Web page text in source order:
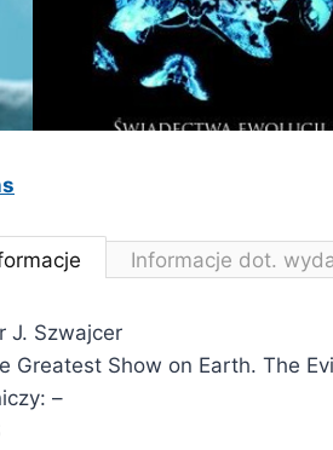
Informacje dot.
J. Szwajcer
Greatest Show on Earth. The
–